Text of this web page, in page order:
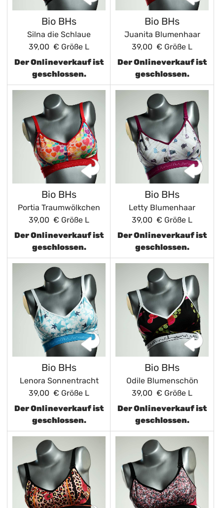
Bio BHs
Silna die Schlaue
39,00 € Größe L
Der Onlineverkauf ist
geschlossen.
Bio BHs
Juanita Blumenhaar
39,00 € Größe L
Der Onlineverkauf ist
geschlossen.
Bio BHs
Portia Traumwölkchen
39,00 € Größe L
Der Onlineverkauf ist
geschlossen.
Bio BHs
Letty Blumenhaar
39,00 € Größe L
Der Onlineverkauf ist
geschlossen.
Bio BHs
Lenora Sonnentracht
39,00 € Größe L
Der Onlineverkauf ist
geschlossen.
Bio BHs
Odile Blumenschön
39,00 € Größe L
Der Onlineverkauf ist
geschlossen.